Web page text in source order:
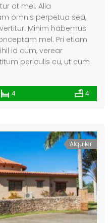
at mei. Alia
omnis perpetua sea,
Minim habemus
mel. Pri etiam
id cum, verear
periculis cu, ut cum
4 4
Alquiler